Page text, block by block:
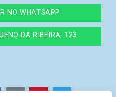
NO WHATSAPP
DA RIBEIRA, 123